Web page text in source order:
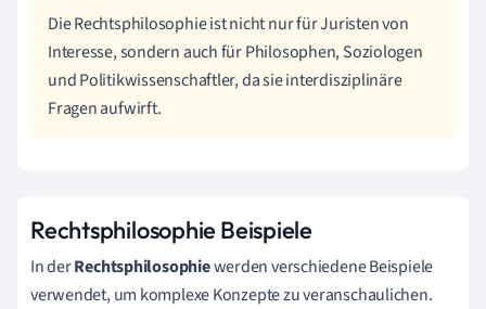
Die Rechtsphilosophie ist nicht nur für Juristen von
Interesse, sondern auch für Philosophen, Soziologen
und Politikwissenschaftler, da sie interdisziplinäre
Fragen aufwirft.
Rechtsphilosophie Beispiele
In derRechtsphilosophiewerden verschiedene Beispiele
verwendet, um komplexe Konzepte zu veranschaulichen.